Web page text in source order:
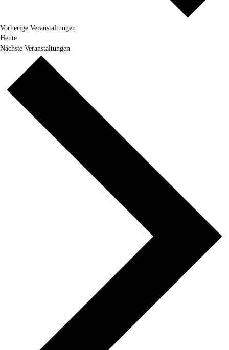
Vorherige Veranstaltungen
Heute
Nächste Veranstaltungen